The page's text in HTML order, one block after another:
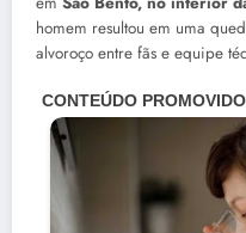
homem resultou em uma
alvoroço entre fãs e equipe